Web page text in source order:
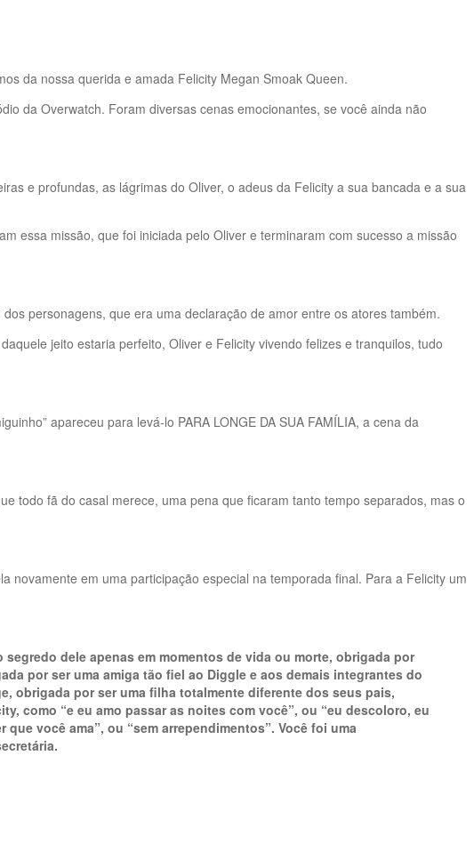
da nossa querida e amada Felicity Megan Smoak Queen.
da Overwatch. Foram diversas cenas emocionantes, se você ainda não
e profundas, as lágrimas do Oliver, o adeus da Felicity a sua bancada e a sua
essa missão, que foi iniciada pelo Oliver e terminaram com sucesso a missão
personagens, que era uma declaração de amor entre os atores também.
jeito estaria perfeito, Oliver e Felicity vivendo felizes e tranquilos, tudo
apareceu para levá-lo PARA LONGE DA SUA FAMÍLIA, a cena da
todo fã do casal merece, uma pena que ficaram tanto tempo separados, mas o
em uma participação especial na temporada final. Para a Felicity um
dele apenas em momentos de vida ou morte, obrigada por
por ser uma amiga tão fiel ao Diggle e aos demais integrantes do
obrigada por ser uma filha totalmente diferente dos seus pais,
como “e eu amo passar as noites com você”, ou “eu descoloro, eu
você ama”, ou “sem arrependimentos”. Você foi uma